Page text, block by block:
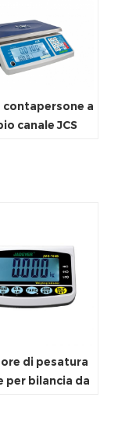
contapersone a
canale JCS
di pesatura
per bilancia da